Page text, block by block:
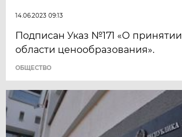
14.06.2023 09:13
Подписан Указ №171 «О
области ценообразования».
ОБЩЕСТВО